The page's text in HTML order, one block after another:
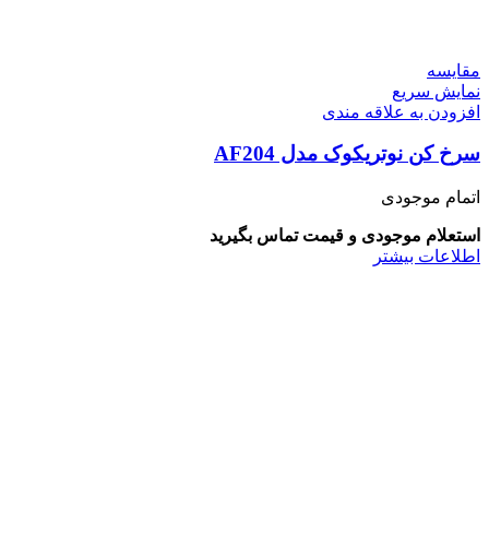
مقايسه
نمایش سریع
افزودن به علاقه مندی
سرخ کن نوتریکوک مدل AF204
اتمام موجودی
استعلام موجودی و قیمت تماس بگیرید
اطلاعات بیشتر